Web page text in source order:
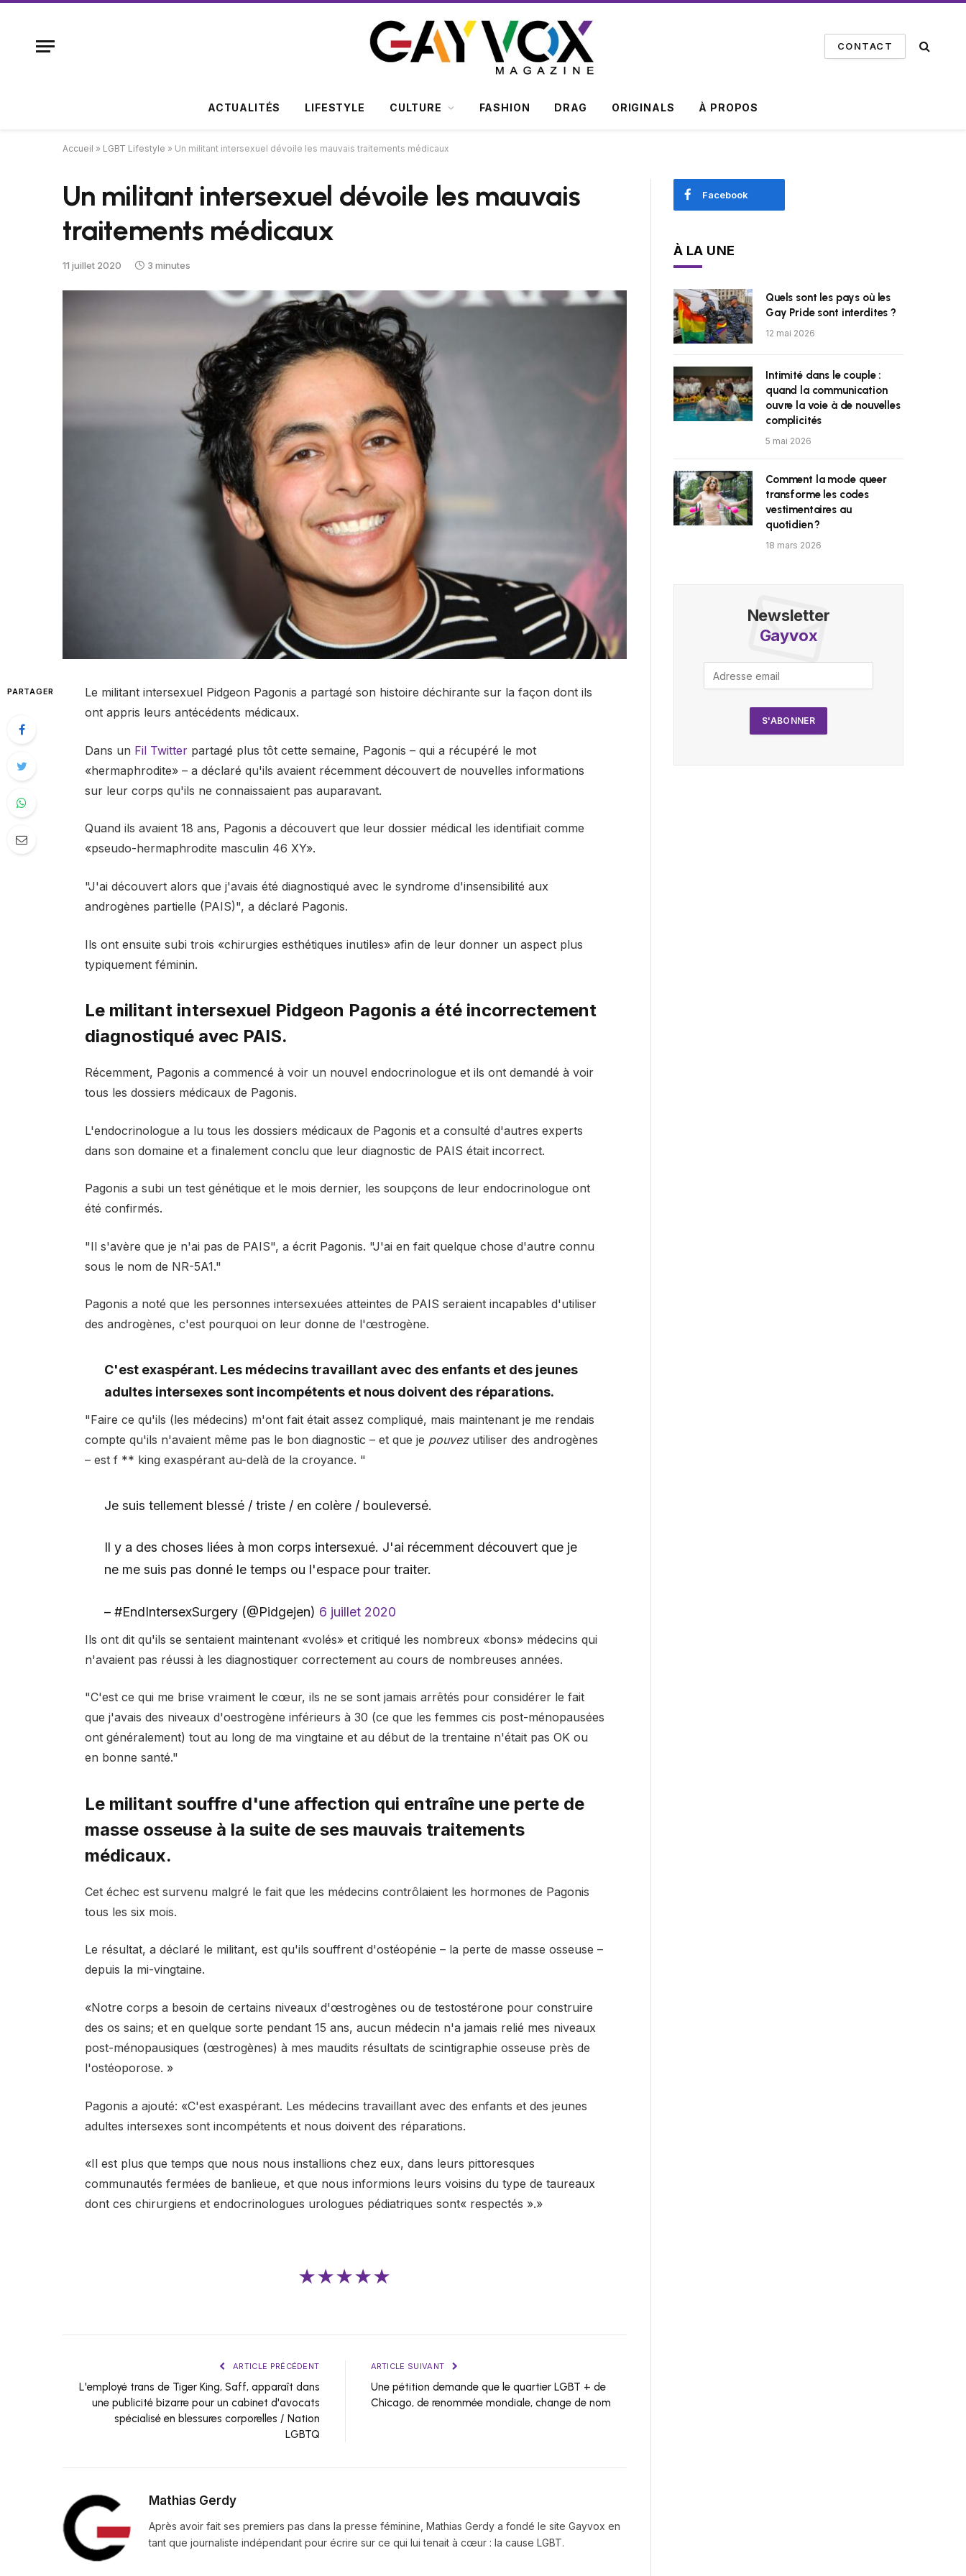
CONTACT
ACTUALITÉS LIFESTYLE CULTURE FASHION DRAG ORIGINALS À PROPOS
Accueil » LGBT Lifestyle » Un militant intersexuel dévoile les mauvais traitements médicaux
Un militant intersexuel dévoile les mauvais
traitements médicaux
11 juillet 2020 3 minutes
PARTAGER
Le militant intersexuel Pidgeon Pagonis a partagé son histoire déchirante sur la façon dont ils
ont appris leurs antécédents médicaux.
Dans un Fil Twitterpartagé plus tôt cette semaine, Pagonis – qui a récupéré le mot
«hermaphrodite» – a déclaré qu'ils avaient récemment découvert de nouvelles informations
sur leur corps qu'ils ne connaissaient pas auparavant.
Quand ils avaient 18 ans, Pagonis a découvert que leur dossier médical les identifiait comme
«pseudo-hermaphrodite masculin 46 XY».
"J'ai découvert alors que j'avais été diagnostiqué avec le syndrome d'insensibilité aux
androgènes partielle (PAIS)", a déclaré Pagonis.
Ils ont ensuite subi trois «chirurgies esthétiques inutiles» afin de leur donner un aspect plus
typiquement féminin.
Le militant intersexuel Pidgeon Pagonis a été incorrectement
diagnostiqué avec PAIS.
Récemment, Pagonis a commencé à voir un nouvel endocrinologue et ils ont demandé à voir
tous les dossiers médicaux de Pagonis.
L'endocrinologue a lu tous les dossiers médicaux de Pagonis et a consulté d'autres experts
dans son domaine et a finalement conclu que leur diagnostic de PAIS était incorrect.
Pagonis a subi un test génétique et le mois dernier, les soupçons de leur endocrinologue ont
été confirmés.
"Il s'avère que je n'ai pas de PAIS", a écrit Pagonis. "J'ai en fait quelque chose d'autre connu
sous le nom de NR-5A1."
Pagonis a noté que les personnes intersexuées atteintes de PAIS seraient incapables d'utiliser
des androgènes, c'est pourquoi on leur donne de l'œstrogène.
C'est exaspérant. Les médecins travaillant avec des enfants et des jeunes
adultes intersexes sont incompétents et nous doivent des réparations.
"Faire ce qu'ils (les médecins) m'ont fait était assez compliqué, mais maintenant je me rendais
compte qu'ils n'avaient même pas le bon diagnostic – et que je pouvez utiliser des androgènes
– est f ** king exaspérant au-delà de la croyance. "
Je suis tellement blessé / triste / en colère / bouleversé.
Il y a des choses liées à mon corps intersexué. J'ai récemment découvert que je
ne me suis pas donné le temps ou l'espace pour traiter.
– #EndIntersexSurgery (@Pidgejen) 6 juillet 2020
Ils ont dit qu'ils se sentaient maintenant «volés» et critiqué les nombreux «bons» médecins qui
n'avaient pas réussi à les diagnostiquer correctement au cours de nombreuses années.
"C'est ce qui me brise vraiment le cœur, ils ne se sont jamais arrêtés pour considérer le fait
que j'avais des niveaux d'oestrogène inférieurs à 30 (ce que les femmes cis post-ménopausées
ont généralement) tout au long de ma vingtaine et au début de la trentaine n'était pas OK ou
en bonne santé."
Le militant souffre d'une affection qui entraîne une perte de
masse osseuse à la suite de ses mauvais traitements
médicaux.
Cet échec est survenu malgré le fait que les médecins contrôlaient les hormones de Pagonis
tous les six mois.
Le résultat, a déclaré le militant, est qu'ils souffrent d'ostéopénie – la perte de masse osseuse –
depuis la mi-vingtaine.
«Notre corps a besoin de certains niveaux d'œstrogènes ou de testostérone pour construire
des os sains; et en quelque sorte pendant 15 ans, aucun médecin n'a jamais relié mes niveaux
post-ménopausiques (œstrogènes) à mes maudits résultats de scintigraphie osseuse près de
l'ostéoporose. »
Pagonis a ajouté: «C'est exaspérant. Les médecins travaillant avec des enfants et des jeunes
adultes intersexes sont incompétents et nous doivent des réparations.
«Il est plus que temps que nous nous installions chez eux, dans leurs pittoresques
communautés fermées de banlieue, et que nous informions leurs voisins du type de taureaux
dont ces chirurgiens et endocrinologues urologues pédiatriques sont« respectés ».»
★★★★★
ARTICLE PRÉCÉDENT
L'employé trans de Tiger King, Saff, apparaît dans
une publicité bizarre pour un cabinet d'avocats
spécialisé en blessures corporelles / Nation
LGBTQ
ARTICLE SUIVANT
Une pétition demande que le quartier LGBT + de
Chicago, de renommée mondiale, change de nom
Mathias Gerdy
Après avoir fait ses premiers pas dans la presse féminine, Mathias Gerdy a fondé le site Gayvox en
tant que journaliste indépendant pour écrire sur ce qui lui tenait à cœur : la cause LGBT.
Facebook
À LA UNE
Quels sont les pays où les
Gay Pride sont interdites ?
12 mai 2026
Intimité dans le couple :
quand la communication
ouvre la voie à de nouvelles
complicités
5 mai 2026
Comment la mode queer
transforme les codes
vestimentaires au
quotidien ?
18 mars 2026
Newsletter
Gayvox